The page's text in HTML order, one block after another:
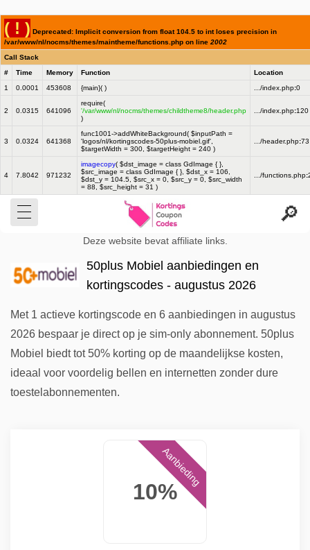
( ! ) Deprecated: Implicit conversion from float 104.5 to int loses precision in
/var/www/nl/nocms/themes/maintheme/functions.php on line 2002
Call Stack
#
Time Memory Function
Location
1
0.0001 453608 {main}( ) .../index.php:0
2 0.0315 641096
require(
'/var/www/nl/nocms/themes/childtheme8/header.php
)
.../index.php:120
3 0.0324 641368
func1001->addWhiteBackground( $inputPath =
'logos/nl/kortingscodes-50plus-mobiel.gif'
$targetWidth = 300 $targetHeight = 240 )
.../header.php:73
4 7.8042 971232
imagecopy( $dst_image = class GdImage { },
$src_image = class GdImage { }, $dst_x = 106
$dst_y = 104.5 $src_x = 0 $src_y = 0 $src_width
= 88 $src_height = 31 )
.../functions.php:
Deze website bevat affiliate links.
50plus Mobiel aanbiedingen en
kortingscodes - augustus 2026
Met 1 actieve kortingscode en 6 aanbiedingen in augustus
2026 bespaar je direct op je sim-only abonnement. 50plus
Mobiel biedt tot 50% korting op de maandelijkse kosten,
ideaal voor voordelig bellen en internetten zonder dure
toestelabonnementen.
10%
Aanbieding